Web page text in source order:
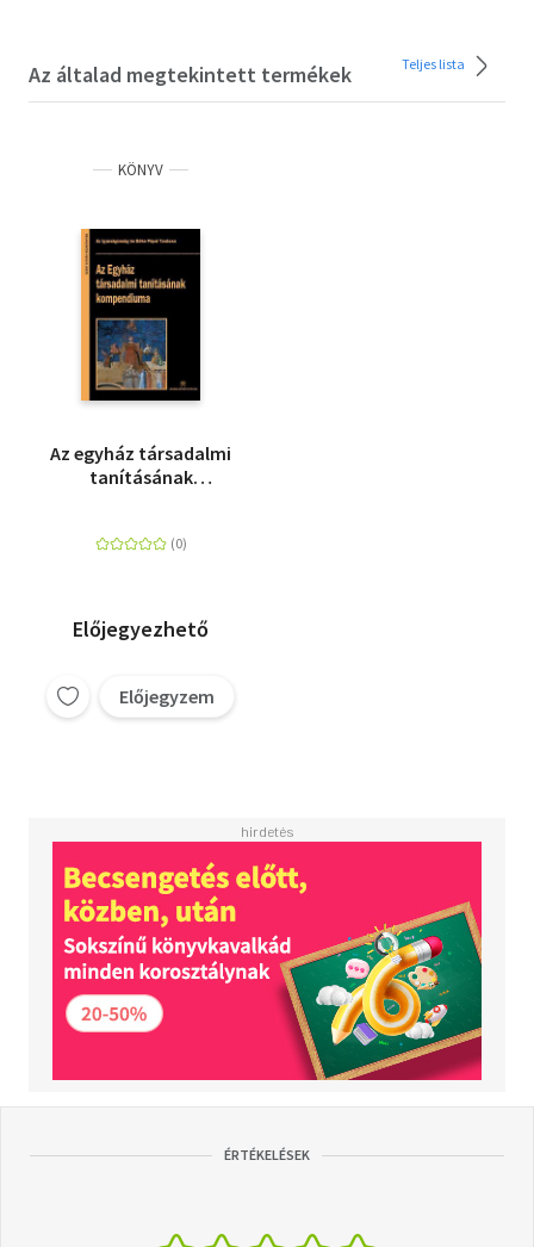
Az általad megtekintett termékek Teljes lista
KÖNYV
Az egyház társadalmi
tanításának
Előjegyezhető
Előjegyzem
ÉRTÉKELÉSEK